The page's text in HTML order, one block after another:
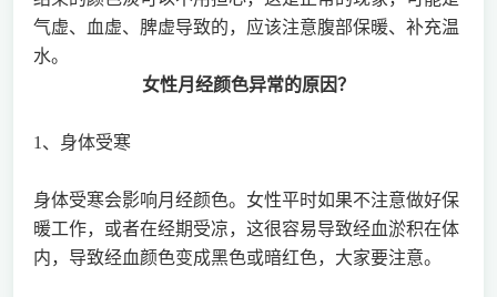
气虚、血虚、脾虚导致的，应该注意腹部保暖、补充温
水。
女性月经颜色异常的原因？
1、身体受寒
身体受寒会影响月经颜色。女性平时如果不注意做好保
暖工作，或者在经期受凉，这很容易导致经血淤积在体
内，导致经血颜色变成黑色或暗红色，大家要注意。